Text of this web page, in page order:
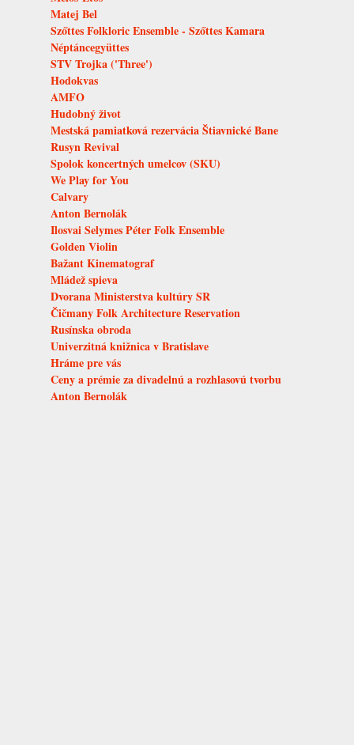
Matej Bel
Szőttes Folkloric Ensemble - Szőttes Kamara
Néptáncegyüttes
STV Trojka ('Three')
Hodokvas
AMFO
Hudobný život
Mestská pamiatková rezervácia Štiavnické Bane
Rusyn Revival
Spolok koncertných umelcov (SKU)
We Play for You
Calvary
Anton Bernolák
Ilosvai Selymes Péter Folk Ensemble
Golden Violin
Bažant Kinematograf
Mládež spieva
Dvorana Ministerstva kultúry SR
Čičmany Folk Architecture Reservation
Rusínska obroda
Univerzitná knižnica v Bratislave
Hráme pre vás
Ceny a prémie za divadelnú a rozhlasovú tvorbu
Anton Bernolák